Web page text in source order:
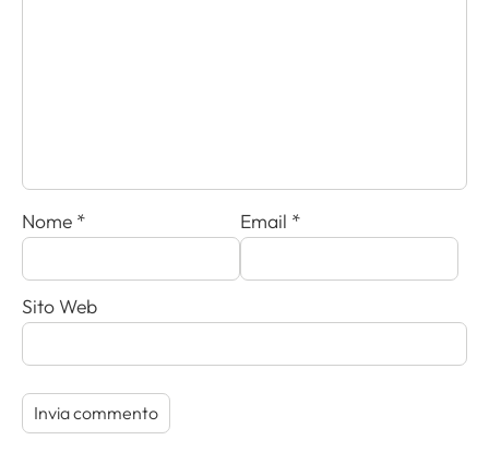
Nome * Email *
Sito Web